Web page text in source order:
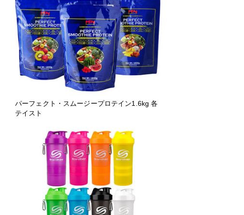
パーフェクト・スムージープロテイン1.6kg 各
テイスト